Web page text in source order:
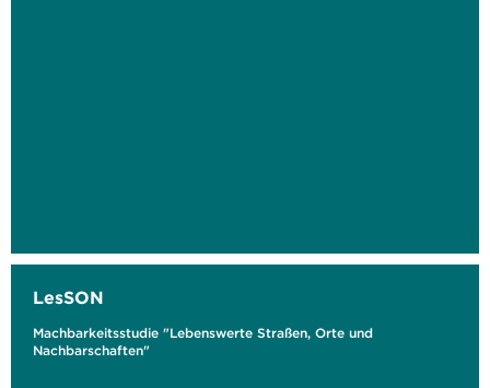
LesSON
Machbarkeitsstudie "Lebenswerte Straßen, Orte und
Nachbarschaften"